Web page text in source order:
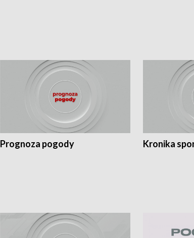
Prognoza pogody Kronika